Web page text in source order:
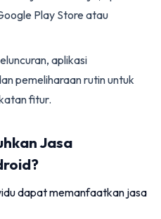
Play Store atau
aplikasi
pemeliharaan rutin untuk
fitur.
Jasa
dapat memanfaatkan jasa